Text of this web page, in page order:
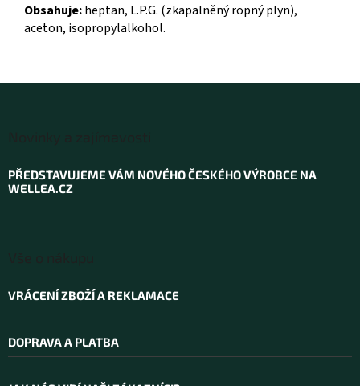
Obsahuje:heptan, L.P.G. (zkapalněný ropný plyn),
aceton, isopropylalkohol.
PŘEDSTAVUJEME VÁM NOVÉHO ČESKÉHO VÝROBCE NA
WELLEA.CZ
VRÁCENÍ ZBOŽÍ A REKLAMACE
DOPRAVA A PLATBA